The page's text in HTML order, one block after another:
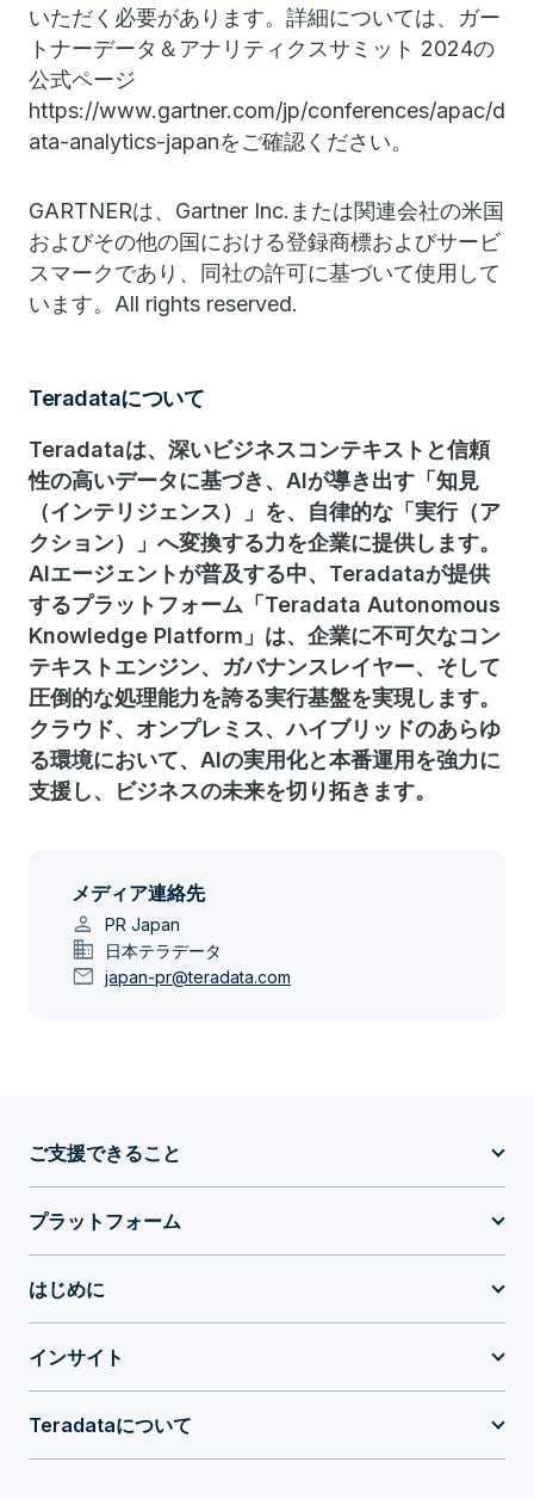
いただく必要があります。詳細については、ガー
トナーデータ＆アナリティクスサミット 2024の
公式ページ
https://www.gartner.com/jp/conferences/apac/d
ata-analytics-japanをご確認ください。
GARTNERは、Gartner Inc.または関連会社の米国
およびその他の国における登録商標およびサービ
スマークであり、同社の許可に基づいて使用して
います。All rights reserved.
Teradataについて
Teradataは、深いビジネスコンテキストと信頼
性の高いデータに基づき、AIが導き出す「知見
（インテリジェンス）」を、自律的な「実行（ア
クション）」へ変換する力を企業に提供します。
AIエージェントが普及する中、Teradataが提供
するプラットフォーム「Teradata Autonomous
Knowledge Platform」は、企業に不可欠なコン
テキストエンジン、ガバナンスレイヤー、そして
圧倒的な処理能力を誇る実行基盤を実現します。
クラウド、オンプレミス、ハイブリッドのあらゆ
る環境において、AIの実用化と本番運用を強力に
支援し、ビジネスの未来を切り拓きます。
メディア連絡先
person PR Japan
domain 日本テラデータ
mail japan-pr@teradata.com
ご支援できること
プラットフォーム
はじめに
インサイト
Teradataについて